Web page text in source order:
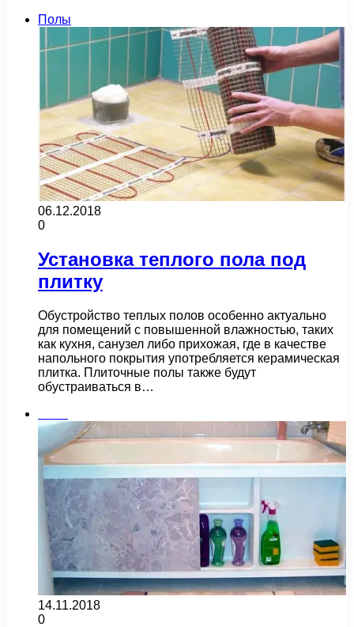
Полы
06.12.2018
0
Установка теплого пола под
плитку
Обустройство теплых полов особенно актуально
для помещений с повышенной влажностью, таких
как кухня, санузел либо прихожая, где в качестве
напольного покрытия употребляется керамическая
плитка. Плиточные полы также будут
обустраиваться в…
14.11.2018
0